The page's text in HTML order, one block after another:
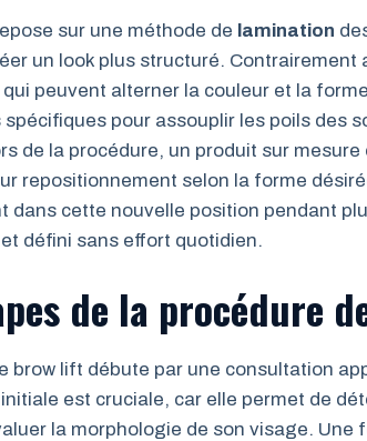
sur une méthode de lamination
un look plus structuré.
peuvent alterner la couleur et la
spécifiques pour assouplir les poils des
de la procédure, un produit sur
repositionnement selon la forme
dans cette nouvelle position pendant
défini sans effort quotidien.
de la procédure
brow lift débute par une consultation
est cruciale, car elle permet de
la morphologie de son visage.